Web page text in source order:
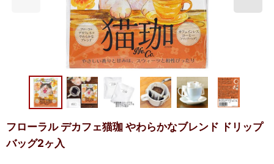
フローラル デカフェ猫珈 やわらかなブレンド ドリップ
バッグ2ヶ入